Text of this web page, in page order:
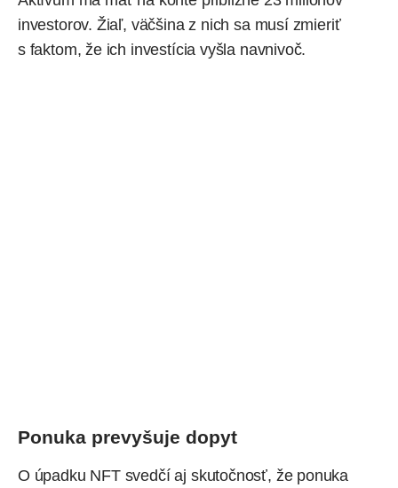
investorov. Žiaľ, väčšina z nich sa musí zmieriť
s faktom, že ich investícia vyšla navnivoč.
Ponuka prevyšuje dopyt
O úpadku NFT svedčí aj skutočnosť, že ponuka